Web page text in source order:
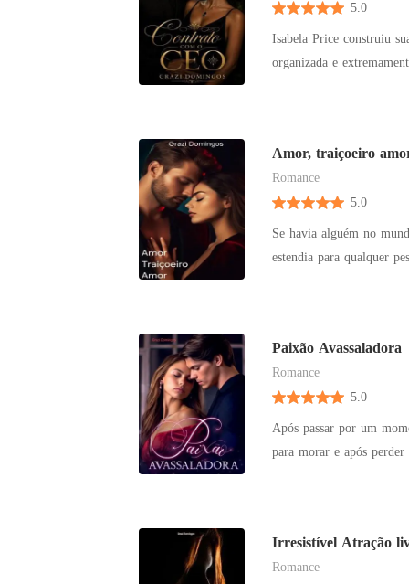
5.0
Isabela Price construiu
organizada e
ruir quando fotos
em risco um contrato
conselho administrativo,
havia demonstrado o
público e em troca ele
Amor, traiçoeiro
Romance
5.0
Se havia alguém no
estendia para qualquer
conquistar Carolina
Paixão Avassaladora
Romance
5.0
Após passar por um
para morar e após
Romance